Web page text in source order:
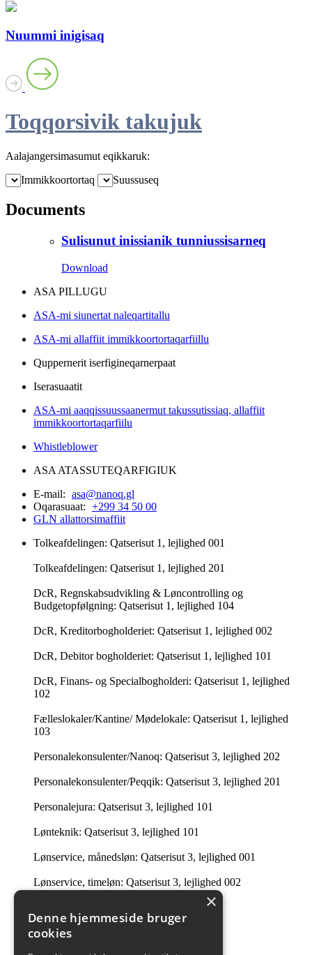
Nuummi inigisaq
Toqqorsivik takujuk
Aalajangersimasumut eqikkaruk:
Immikkoortortaq
Suussuseq
Documents
Sulisunut inissianik tunniussisarneq
Download
ASA PILLUGU
ASA-mi siunertat naleqartitallu
ASA-mi allaffiit immikkoortortaqarfiillu
Quppernerit iserfigineqarnerpaat
Iserasuaatit
ASA-mi aaqqissuussaanermut takussutissiaq, allaffiit
immikkoortortaqarfiilu
Whistleblower
ASA ATASSUTEQARFIGIUK
E-mail: asa@nanoq.gl
Oqarasuaat: +299 34 50 00
GLN allattorsimaffiit
Tolkeafdelingen: Qatserisut 1, lejlighed 001
Tolkeafdelingen: Qatserisut 1, lejlighed 201
DcR, Regnskabsudvikling & Løncontrolling og
Budgetopfølgning: Qatserisut 1, lejlighed 104
DcR, Kreditorbogholderiet: Qatserisut 1, lejlighed 002
DcR, Debitor bogholderiet: Qatserisut 1, lejlighed 101
DcR, Finans- og Specialbogholderi: Qatserisut 1, lejlighed
102
Fælleslokaler/Kantine/ Mødelokale: Qatserisut 1, lejlighed
103
Personalekonsulenter/Nanoq: Qatserisut 3, lejlighed 202
Personalekonsulenter/Peqqik: Qatserisut 3, lejlighed 201
Personalejura: Qatserisut 3, lejlighed 101
Lønteknik: Qatserisut 3, lejlighed 101
Lønservice, månedsløn: Qatserisut 3, lejlighed 001
Lønservice, timeløn: Qatserisut 3, lejlighed 002
Ledelsessekretariatet: 201 i Qatserisut 3
×
Denne hjemmeside bruger
cookies